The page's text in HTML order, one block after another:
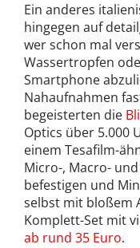
Ein anderes
hingegen auf
wer schon mal
Wassertropfen
Smartphone
Nahaufnahmen
begeisterten die
Optics über 5.000
einem Tesafilm-
Micro-, Macro-
befestigen und
selbst mit bloßem
Komplett-Set mit
ab rund 35 Euro.